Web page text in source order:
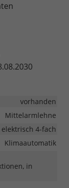
vorhanden
Mittelarmlehne
elektrisch 4-fach
Klimaautomatik
in